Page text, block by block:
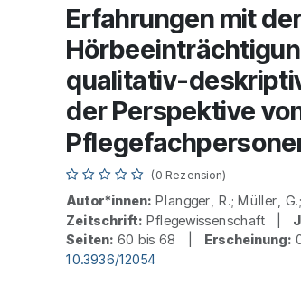
Erfahrungen mit
qualitativ-
der Perspektive
(0 Rezension)
Autor*innen: Plangger, R.; Müller,
Zeitschrift: Pflegewissenschaft |
Seiten: 60 bis 68 | Erscheinung:
10.3936/12054